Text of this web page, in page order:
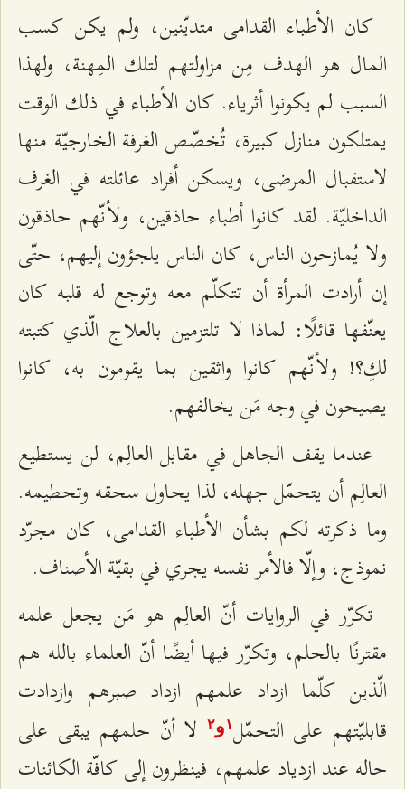
كان الأطباء القدامى متديّنين، ولم يكن كسب
المال هو الهدف مِن مزاولتهم لتلك المِهنة، ولهذا
السبب لم يكونوا أثرياء. كان الأطباء في ذلك الوقت
يمتلكون منازل كبيرة، تُخصّص الغرفة الخارجيّة منها
لاستقبال المرضى، ويسكن أفراد عائلته في الغرف
الداخليّة. لقد كانوا أطباء حاذقين، ولأنّهم حاذقون
ولا يُمازحون الناس، كان الناس يلجؤون إليهم، حتّى
إن أرادت المرأة أن تتكلّم معه وتوجع له قلبه كان
يعنّفها قائلًا: لماذا لا تلتزمين بالعلاج الّذي كتبته
لكِ؟! ولأنّهم كانوا واثقين بما يقومون به، كانوا
يصيحون في وجه مَن يخالفهم.
عندما يقف الجاهل في مقابل العالِم، لن يستطيع
العالِم أن يتحمّل جهله، لذا يحاول سحقه وتحطيمه.
وما ذكرته لكم بشأن الأطباء القدامى، كان مجرّد
نموذج، وإلّا فالأمر نفسه يجري في بقيّة الأصناف.
تكرّر في الروايات أنّ العالِم هو مَن يجعل علمه
مقترنًا بالحلم، وتكرّر فيها أيضًا أنّ العلماء بالله هم
الّذين كلّما ازداد علمهم ازداد صبرهم وازدادت
قابليّتهم على التحمّل۱و٢
لا أنّ حلمهم يبقى على
حاله عند ازدياد علمهم، فينظرون إلى كافّة الكائنات